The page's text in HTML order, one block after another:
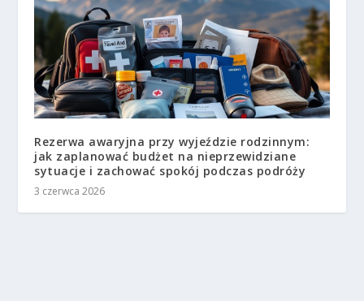
Rezerwa awaryjna przy wyjeździe rodzinnym:
jak zaplanować budżet na nieprzewidziane
sytuacje i zachować spokój podczas podróży
3 czerwca 2026